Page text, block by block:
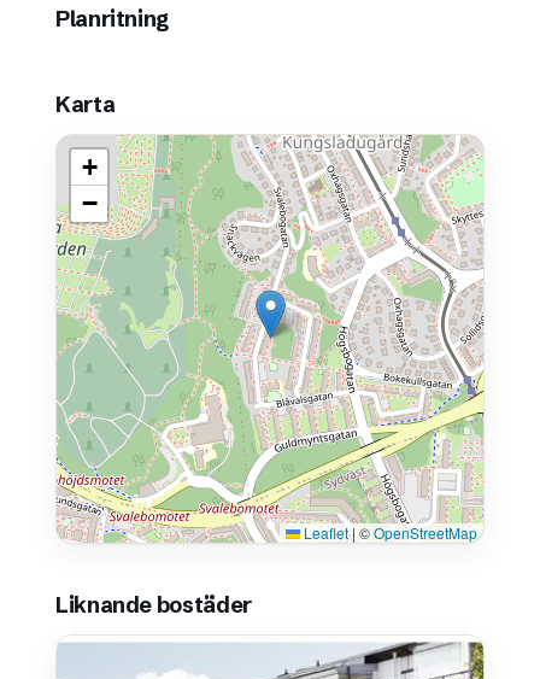
Planritning
Karta
+
−
Leaflet| ©OpenStreetMap
Liknande bostäder